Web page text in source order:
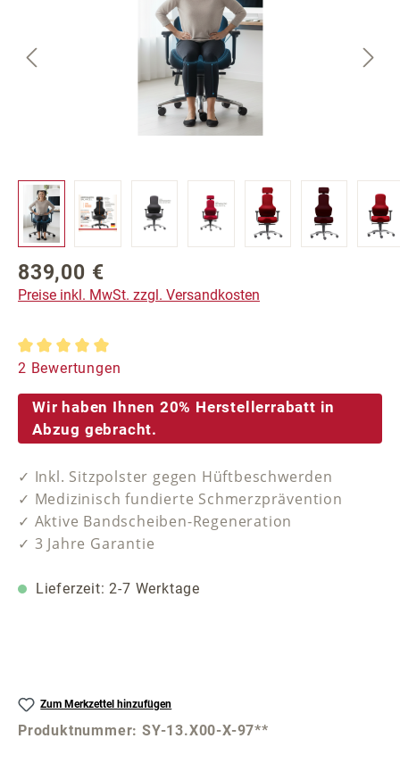
Regulärer Preis:
839,00 €
Preise inkl. MwSt. zzgl. Versandkosten
Durchschnittliche Bewertung von 5 von 5 Sternen
2 Bewertungen
Wir haben Ihnen 20% Herstellerrabatt in
Abzug gebracht.
✓ Inkl. Sitzpolster gegen Hüftbeschwerden
✓ Medizinisch fundierte Schmerzprävention
✓ Aktive Bandscheiben-Regeneration
✓ 3 Jahre Garantie
Lieferzeit: 2-7 Werktage
Zum Merkzettel hinzufügen
Produktnummer:SY-13.X00-X-97**